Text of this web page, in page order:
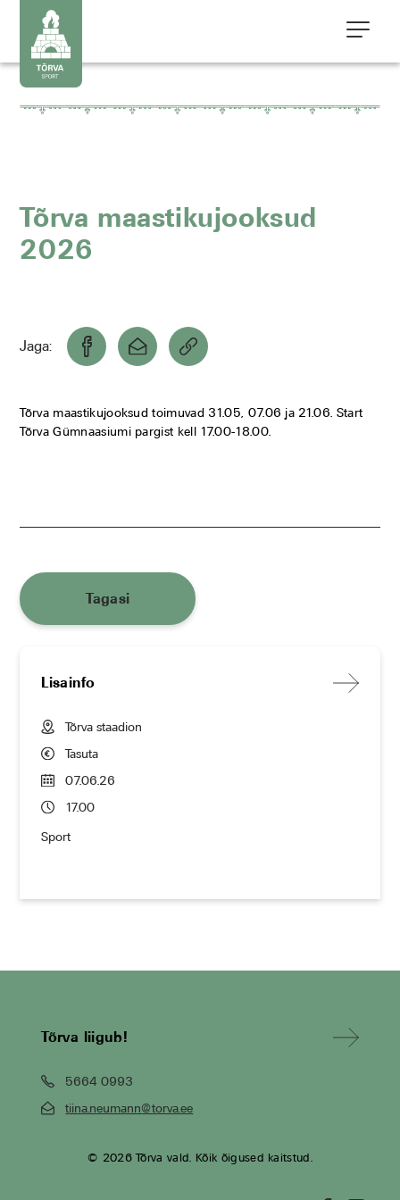
Lisainfo
Tõrva staadion
Tasuta
07.06.26
17.00
Sport
Tõrva maastikujooksud
2026
Jaga:
Tõrva maastikujooksud toimuvad 31.05, 07.06 ja 21.06. Start
Tõrva Gümnaasiumi pargist kell 17.00-18.00.
Tagasi
Tõrva liigub!
5664 0993
tiina.neumann@torva.ee
© 2026 Tõrva vald. Kõik õigused kaitstud.